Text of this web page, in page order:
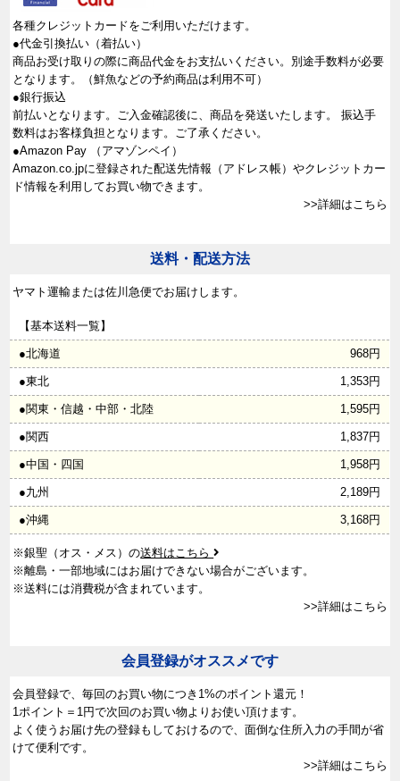
各種クレジットカードをご利用いただけます。
●代金引換払い（着払い）
商品お受け取りの際に商品代金をお支払いください。別途手数料が必要
となります。（鮮魚などの予約商品は利用不可）
●銀行振込
前払いとなります。ご入金確認後に、商品を発送いたします。 振込手
数料はお客様負担となります。ご了承ください。
●Amazon Pay （アマゾンペイ）
Amazon.co.jpに登録された配送先情報（アドレス帳）やクレジットカー
ド情報を利用してお買い物できます。
>>詳細はこちら
送料・配送方法
ヤマト運輸または佐川急便でお届けします。
【基本送料一覧】
●北海道 968円
●東北 1,353円
●関東・信越・中部・北陸 1,595円
●関西 1,837円
●中国・四国 1,958円
●九州 2,189円
●沖縄 3,168円
※銀聖（オス・メス）の送料はこちら
※離島・一部地域にはお届けできない場合がございます。
※送料には消費税が含まれています。
>>詳細はこちら
会員登録がオススメです
会員登録で、毎回のお買い物につき1%のポイント還元！
1ポイント＝1円で次回のお買い物よりお使い頂けます。
よく使うお届け先の登録もしておけるので、面倒な住所入力の手間が省
けて便利です。
>>詳細はこちら